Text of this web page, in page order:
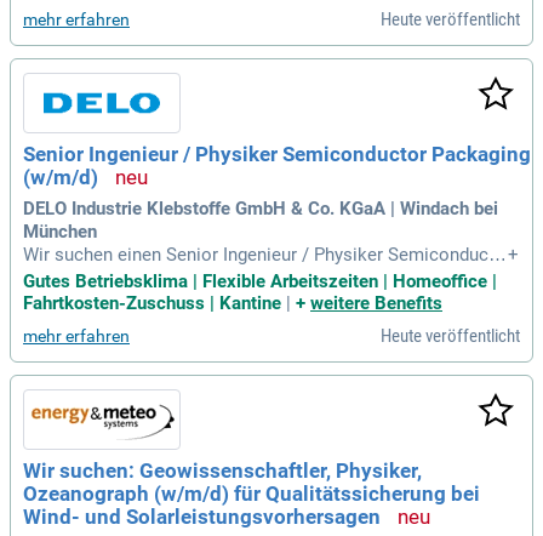
chen Dienstes; Tätigkeit im Wirtschaftsraum
mehr erfahren Heute veröffentlicht
Senior Ingenieur / Physiker Semiconductor Packaging
(w/m/d)
DELO Industrie Klebstoffe GmbH & Co. KGaA | Windach bei
München
Wir suchen einen Senior Ingenieur / Physiker Semiconducto
r Packaging (w/m/d), um unser Engineering-Team zu verstär
ken. In dieser Position arbeiten Sie an anspruchsvollen kleb
ing. Ihre Aufgaben umfassen die Entwicklung kundenspezifi
scher Lösungen und die Integration in den Fertigungsprozes
s. Zudem beraten Sie unsere internationalen Kunden und unt
erstützen Vertrieb sowie Produktmanagement. Machbarkeit
sstudien führen Sie durch und entwickeln innovative Ansätz
e. Ein Studium in Ingenieurwissenschaften oder Physik ist V
oraussetzung, um unsere Fachexpertise kontinuierlich zu er
weitern.
+
Gutes Betriebsklima | Flexible Arbeitszeiten | Homeoffice |
Fahrtkosten-Zuschuss | Kantine
+ weitere Benefits
mehr erfahren Heute veröffentlicht
Wir suchen: Geowissenschaftler, Physiker,
Ozeanograph (w/m/d) für Qualitätssicherung bei
Wind- und Solarleistungsvorhersagen